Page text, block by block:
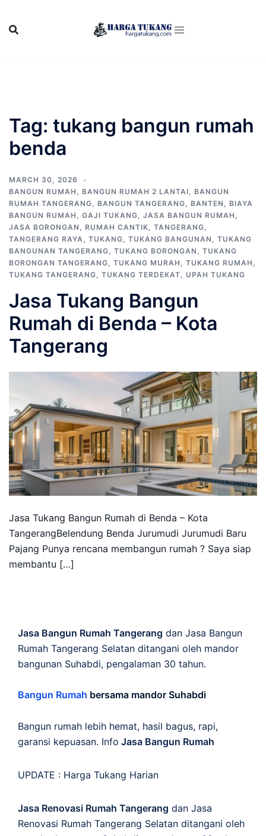
content
Tag: tukang bangun rumah
benda
MARCH 30, 2026
BANGUN RUMAH , BANGUN RUMAH 2 LANTAI, BANGUN
RUMAH TANGERANG, BANGUN TANGERANG, BANTEN , BIAYA
BANGUN RUMAH , GAJI TUKANG, JASA BANGUN RUMAH ,
JASA BORONGAN , RUMAH CANTIK, TANGERANG,
TANGERANG RAYA, TUKANG, TUKANG BANGUNAN , TUKANG
BANGUNAN TANGERANG, TUKANG BORONGAN , TUKANG
BORONGAN TANGERANG, TUKANG MURAH , TUKANG RUMAH ,
TUKANG TANGERANG, TUKANG TERDEKAT, UPAH TUKANG
Jasa Tukang Bangun
Rumah di Benda – Kota
Tangerang
Jasa Tukang Bangun Rumah di Benda – Kota
TangerangBelendung Benda Jurumudi Jurumudi Baru
Pajang Punya rencana membangun rumah ? Saya siap
membantu […]
Jasa Bangun Rumah Tangerang dan Jasa Bangun
Rumah Tangerang Selatan ditangani oleh mandor
bangunan Suhabdi, pengalaman 30 tahun.
Bangun Rumah bersama mandor Suhabdi
Bangun rumah lebih hemat, hasil bagus, rapi,
garansi kepuasan. Info Jasa Bangun Rumah
UPDATE : Harga Tukang Harian
Jasa Renovasi Rumah Tangerang dan Jasa
Renovasi Rumah Tangerang Selatan ditangani oleh